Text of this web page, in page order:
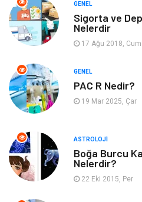
Tatil
Genel Kültür
Müzik
Mobilya
Finans
GENEL
Sigorta ve
Nelerdir
17 Ağu 2018, Cum
GENEL
PAC R Nedir?
19 Mar 2025, Çar
ASTROLOJI
Boğa Burcu
Nelerdir?
22 Eki 2015, Per